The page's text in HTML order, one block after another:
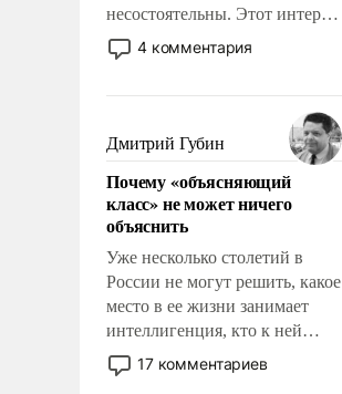
несостоятельны. Этот интерес
рационален и прагматичен. Он
обусловлен тысячелетним
фундаментальным знанием,
что мировая политика имеет
свойство заявляться на порог
нашего дома.
4 комментария
Дмитрий Губин
Почему «объясняющий
класс» не может ничего
объяснить
Уже несколько столетий в
России не могут решить, какое
место в ее жизни занимает
интеллигенция, кто к ней
принадлежит, а кого из нее
исключили с правом
17 комментариев